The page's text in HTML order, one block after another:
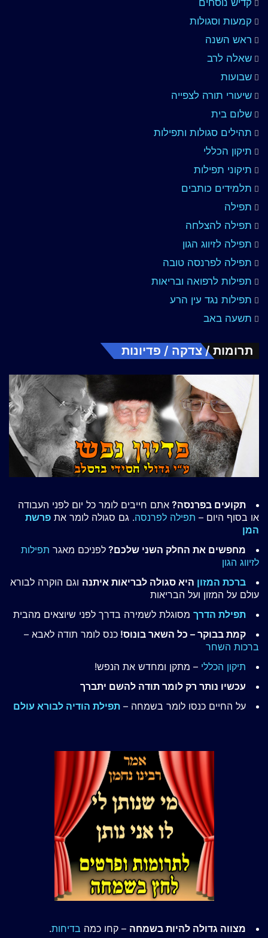
קמעות וסגולות
ראש השנה
שאלה לרב
שבועות
שיעורי תורה לצפייה
שלום בית
תהילים סגולות ותפילות
תיקון הכללי
תיקוני תפילות
תלמידים כותבים
תפילה
תפילה להצלחה
תפילה לזיווג הגון
תפילה לפרנסה טובה
תפילות לרפואה ובריאות
תפילות נגד עין הרע
תשעה באב
תרומות / צדקה / פדיונות
תקועים בפרנסה? אתם חייבים לומר כל יום לפני העבודה
או בסוף היום – תפילה לפרנסה. גם סגולה לומר את פרשת
המן
מחפשים את החלק השני שלכם? לפניכם מאגר תפילות
לזיווג הגון
ברכת המזון היא סגולה לבריאות איתנה וגם הוקרה לבורא
עולם על המזון ועל הבריאות
תפילת הדרך מסוגלת לשמירה בדרך לפני שיוצאים מהבית
קמת בבוקר – כל השאר בונוס! כנס לומר תודה לאבא –
ברכות השחר
תיקון הכללי – מתקן ומחדש את הנפש!
עכשיו נותר רק לומר תודה להשם יתברך
על החיים כנסו לומר בשמחה – תפילת הודיה לבורא עולם
מצווה גדולה להיות בשמחה – קחו כמה בדיחות.